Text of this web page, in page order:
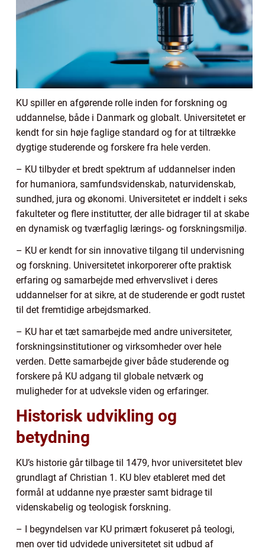
KU spiller en afgørende rolle inden for forskning og
uddannelse, både i Danmark og globalt. Universitetet er
kendt for sin høje faglige standard og for at tiltrække
dygtige studerende og forskere fra hele verden.
– KU tilbyder et bredt spektrum af uddannelser inden
for humaniora, samfundsvidenskab, naturvidenskab,
sundhed, jura og økonomi. Universitetet er inddelt i seks
fakulteter og flere institutter, der alle bidrager til at skabe
en dynamisk og tværfaglig lærings- og forskningsmiljø.
– KU er kendt for sin innovative tilgang til undervisning
og forskning. Universitetet inkorporerer ofte praktisk
erfaring og samarbejde med erhvervslivet i deres
uddannelser for at sikre, at de studerende er godt rustet
til det fremtidige arbejdsmarked.
– KU har et tæt samarbejde med andre universiteter,
forskningsinstitutioner og virksomheder over hele
verden. Dette samarbejde giver både studerende og
forskere på KU adgang til globale netværk og
muligheder for at udveksle viden og erfaringer.
Historisk udvikling og
betydning
KU’s historie går tilbage til 1479, hvor universitetet blev
grundlagt af Christian 1. KU blev etableret med det
formål at uddanne nye præster samt bidrage til
videnskabelig og teologisk forskning.
– I begyndelsen var KU primært fokuseret på teologi,
men over tid udvidede universitetet sit udbud af